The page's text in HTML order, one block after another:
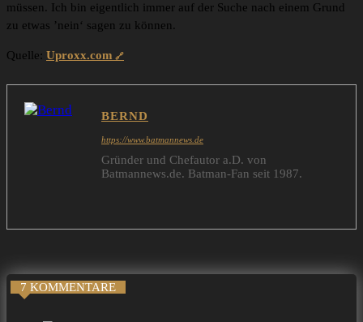
müssen. Ich bin eigentlich immer auf der Suche nach einem Grund
zu etwas ’nein‘ sagen zu können.
Quelle: Uproxx.com
BERND
https://www.batmannews.de
Gründer und Chefautor a.D. von
Batmannews.de. Batman-Fan seit 1987.
7 KOMMENTARE